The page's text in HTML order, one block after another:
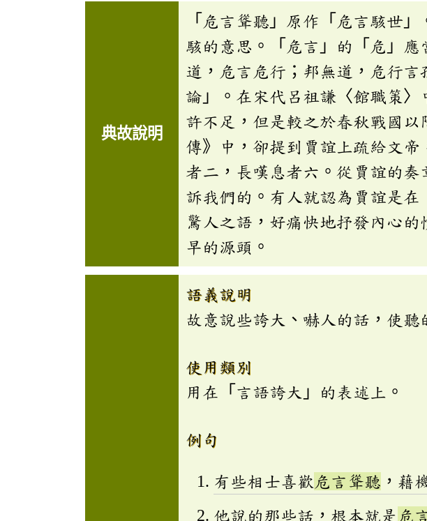
典故說明
「危言聳聽」原作「危言駭世
駭的意思。「危言」的「危」
道，危言危行；邦無道，危行
論」。在宋代呂祖謙〈館職策
許不足，但是較之於春秋戰國
傳》中，卻提到賈誼上疏給文
者二，長嘆息者六。從賈誼的
訴我們的。有人就認為賈誼是
驚人之語，好痛快地抒發內心
早的源頭。
語義說明
故意說些誇大、嚇人的話，使聽
使用類別
用在「言語誇大」的表述上。
例句
有些相士喜歡 危言聳聽 ，藉
他說的那些話，根本就是 危